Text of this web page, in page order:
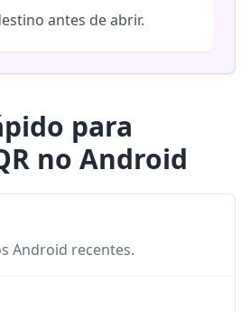
antes de abrir.
para
no Android
Android recentes.